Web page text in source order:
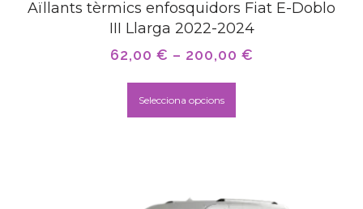
Aïllants tèrmics enfosquidors Fiat E-Doblo
III Llarga 2022-2024
62,00 € – 200,00 €
Selecciona opcions